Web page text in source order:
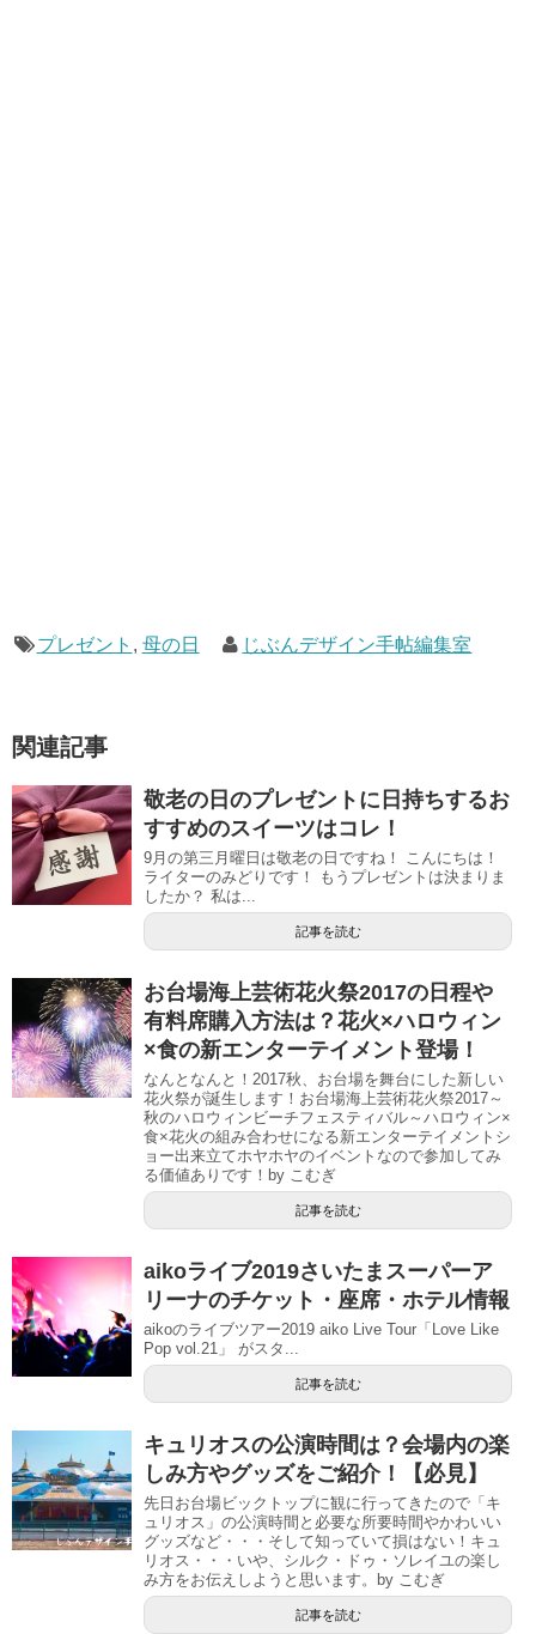
プレゼント , 母の日 じぶんデザイン手帖編集室
関連記事
敬老の日のプレゼントに日持ちするお
すすめのスイーツはコレ！
9月の第三月曜日は敬老の日ですね！ こんにちは！
ライターのみどりです！ もうプレゼントは決まりま
したか？ 私は...
記事を読む
お台場海上芸術花火祭2017の日程や
有料席購入方法は？花火×ハロウィン
×食の新エンターテイメント登場！
なんとなんと！2017秋、お台場を舞台にした新しい
花火祭が誕生します！お台場海上芸術花火祭2017～
秋のハロウィンビーチフェスティバル～ハロウィン×
食×花火の組み合わせになる新エンターテイメントシ
ョー出来立てホヤホヤのイベントなので参加してみ
る価値ありです！by こむぎ
記事を読む
aikoライブ2019さいたまスーパーア
リーナのチケット・座席・ホテル情報
aikoのライブツアー2019 aiko Live Tour「Love Like
Pop vol.21」 がスタ...
記事を読む
キュリオスの公演時間は？会場内の楽
しみ方やグッズをご紹介！【必見】
先日お台場ビックトップに観に行ってきたので「キ
ュリオス」の公演時間と必要な所要時間やかわいい
グッズなど・・・そして知っていて損はない！キュ
リオス・・・いや、シルク・ドゥ・ソレイユの楽し
み方をお伝えしようと思います。by こむぎ
記事を読む